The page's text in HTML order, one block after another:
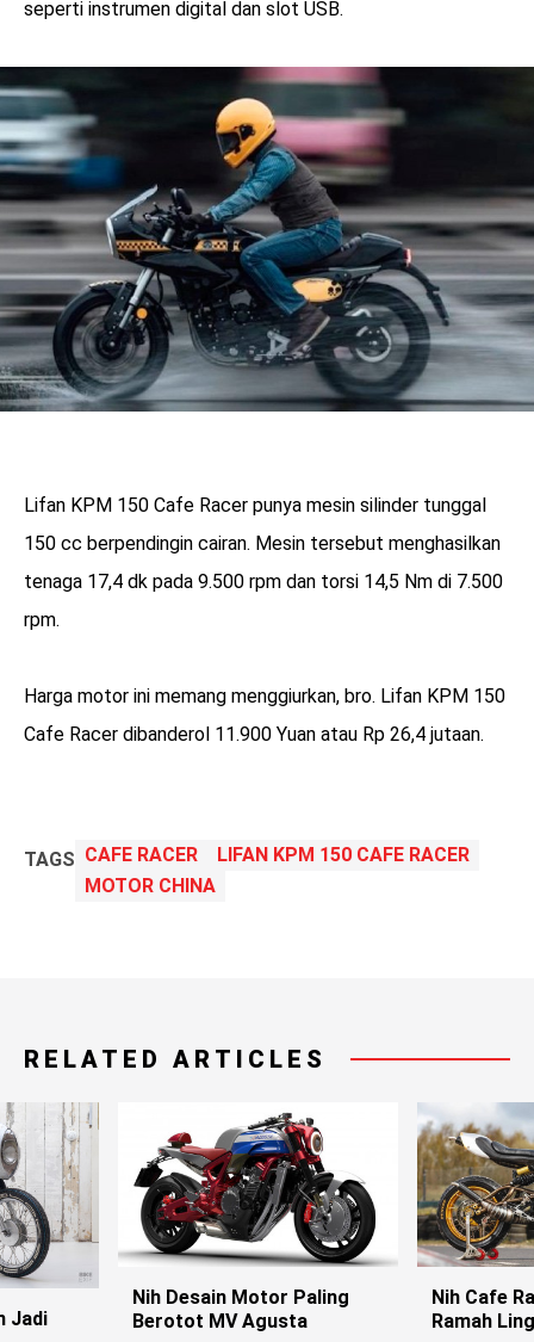
seperti instrumen digital dan slot USB.
Lifan KPM 150 Cafe Racer punya mesin silinder tunggal
150 cc berpendingin cairan. Mesin tersebut menghasilkan
tenaga 17,4 dk pada 9.500 rpm dan torsi 14,5 Nm di 7.500
rpm.
Harga motor ini memang menggiurkan, bro. Lifan KPM 150
Cafe Racer dibanderol 11.900 Yuan atau Rp 26,4 jutaan.
TAGS CAFE RACER
LIFAN KPM 150 CAFE RACER
MOTOR CHINA
RELATED ARTICLES
Jadi
Nih Desain Motor Paling
Berotot MV Agusta
Nih Cafe
Ramah